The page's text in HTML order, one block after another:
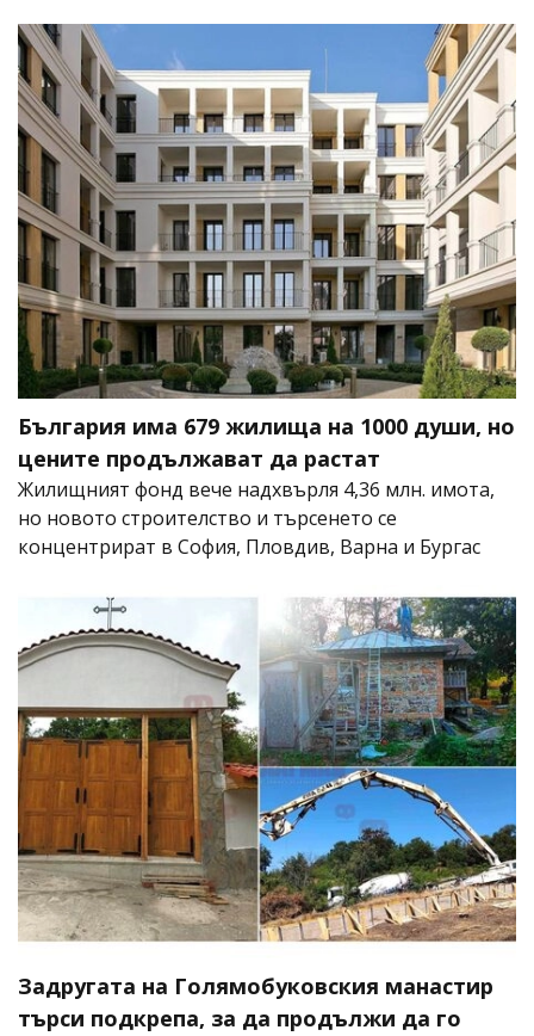
България има 679 жилища на 1000 души, но
цените продължават да растат
Жилищният фонд вече надхвърля 4,36 млн. имота,
но новото строителство и търсенето се
концентрират в София, Пловдив, Варна и Бургас
Задругата на Голямобуковския манастир
търси подкрепа, за да продължи да го